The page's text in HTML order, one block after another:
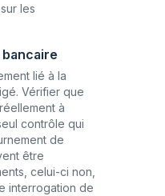
les
lié à la
Vérifier que
à
contrôle qui
de
être
celui-ci non,
interrogation de